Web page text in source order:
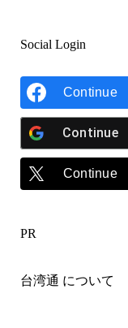
Social Login
Continue
Continue
Continue
PR
台湾通 について